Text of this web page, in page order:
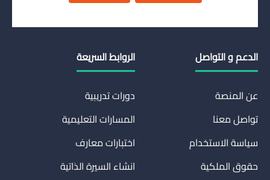
الدعم و التواصل
عن المنصة
تواصل معنا
سياسة الاستخدام
حقوق الملكية
الروابط السريعة
دورات تدريبية
المسارات التعليمية
اختبارات معارف
انشاء السيرة الذاتية